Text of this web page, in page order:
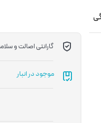
گارانتی اصالت و
موجود در انبار